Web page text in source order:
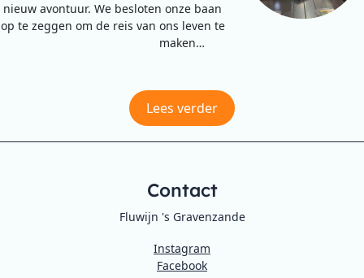
nieuw avontuur. We besloten onze baan
op te zeggen om de reis van ons leven te
maken…
Lees verder
Contact
Fluwijn 's Gravenzande
Instagram
Facebook